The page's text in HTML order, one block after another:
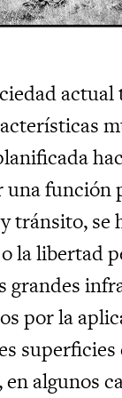
una función
tránsito, se
la libertad
grandes
por la
algunos